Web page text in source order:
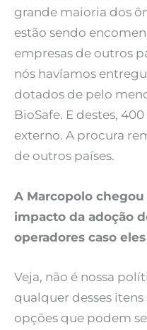
grande maioria dos
estão sendo
empresas de outros
nós havíamos
dotados de pelo
BioSafe. E destes,
externo. A procura
de outros países.
A Marcopolo
impacto da adoção
operadores caso
Veja, não é nossa
qualquer desses
opções que podem